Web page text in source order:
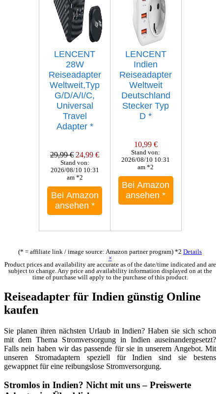
LENCENT
28W
Reiseadapter
Weltweit,Typ
G/D/A/I/C,
Universal
Travel
Adapter *
29,99 € 24,99 €
Stand von:
2026/08/10 10:31
am *2
Bei Amazon
ansehen *
LENCENT
Indien
Reiseadapter
Weltweit
Deutschland
Stecker Typ
D*
10,99 €
Stand von:
2026/08/10 10:31
am *2
Bei Amazon
ansehen*
(* = affiliate link / image source: Amazon partner program) *2 Details
×
Product prices and availability are accurate as of the date/time indicated and are
subject to change. Any price and availability information displayed on at the
time of purchase will apply to the purchase of this product.
Reiseadapter für Indien günstig Online
kaufen
Sie planen ihren nächsten Urlaub in Indien? Haben sie sich schon
mit dem Thema Stromversorgung in Indien auseinandergesetzt?
Falls nein haben wir das passende für sie in unserem Angebot. Mit
unseren Stromadaptern speziell für Indien sind sie bestens
gewappnet für eine reibungslose Stromversorgung.
Stromlos in Indien? Nicht mit uns – Preiswerte